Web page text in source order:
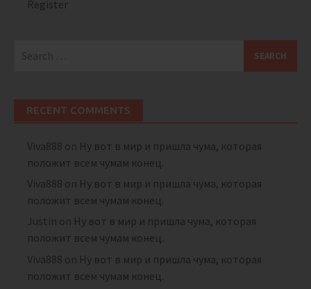
Register
for:
RECENT COMMENTS
Viva888 on Ну вот в мир и пришла чума, которая
положит всем чумам конец.
Viva888 on Ну вот в мир и пришла чума, которая
положит всем чумам конец.
Justin on Ну вот в мир и пришла чума, которая
положит всем чумам конец.
Viva888 on Ну вот в мир и пришла чума, которая
положит всем чумам конец.